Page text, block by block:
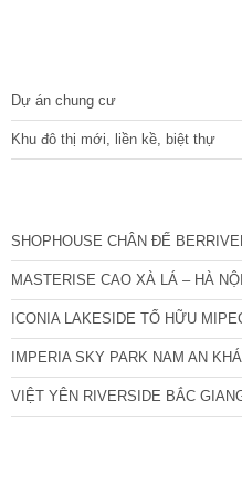
Dự án chung cư
Khu đô thị mới, liền kề, biệt thự
SHOPHOUSE CHÂN ĐẾ
MASTERISE CAO XÀ LÁ – HÀ
ICONIA LAKESIDE TỐ HỮU
IMPERIA SKY PARK NAM AN
VIỆT YÊN RIVERSIDE BẮC